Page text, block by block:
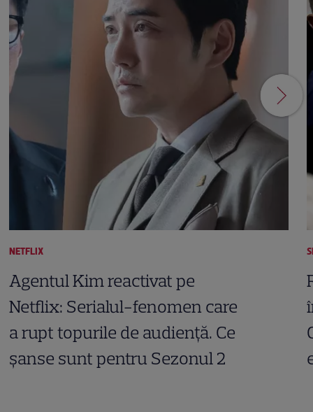
NETFLIX
Agentul Kim reactivat pe
Netflix: Serialul-fenomen care
a rupt topurile de audiență. Ce
șanse sunt pentru Sezonul 2